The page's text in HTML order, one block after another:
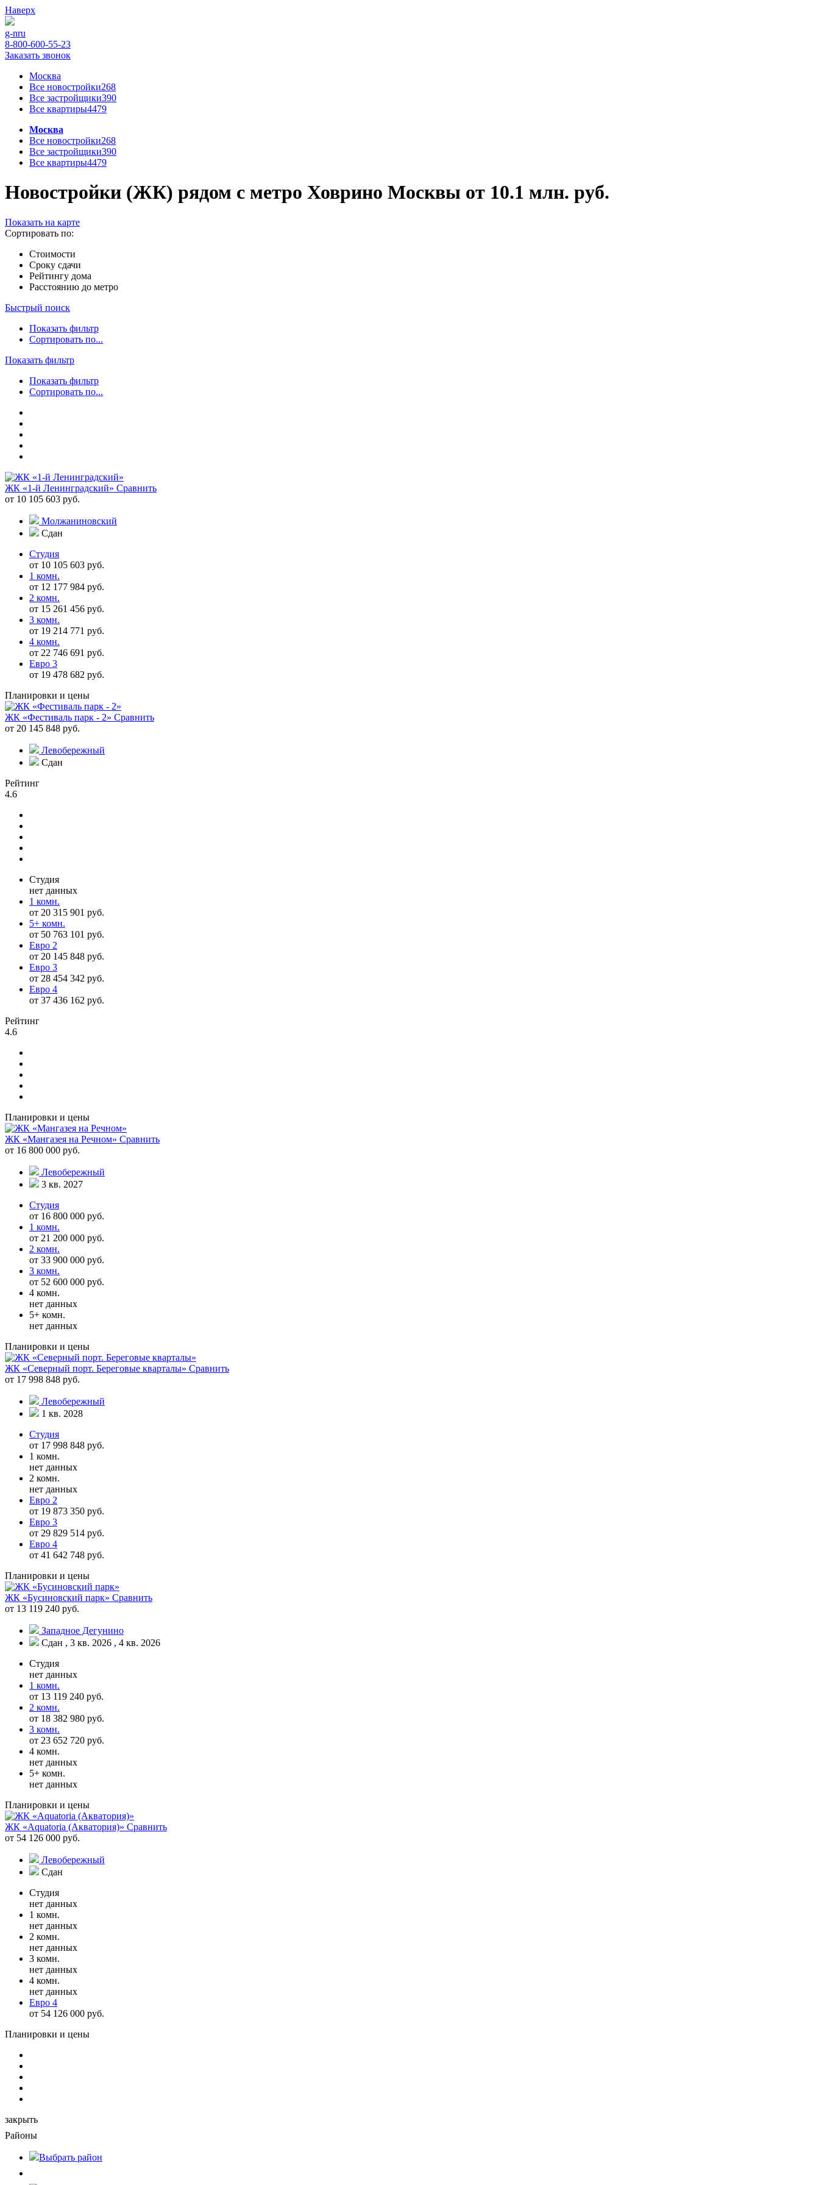
Наверх
g-nru
8-800-600-55-23
Заказать звонок
Москва
Все новостройки268
Все застройщики390
Все квартиры4479
Москва
Все новостройки268
Все застройщики390
Все квартиры4479
Новостройки (ЖК) рядом с метро Ховрино Москвы от 10.1 млн. руб.
Показать на карте
Сортировать по:
Стоимости
Сроку сдачи
Рейтингу дома
Расстоянию до метро
Быстрый поиск
Показать фильтр
Сортировать по...
Показать фильтр
Показать фильтр
Сортировать по...
ЖК «1-й Ленинградский» Сравнить
от 10 105 603 руб.
Молжаниновский
Сдан
Студия
от 10 105 603 руб.
1 комн.
от 12 177 984 руб.
2 комн.
от 15 261 456 руб.
3 комн.
от 19 214 771 руб.
4 комн.
от 22 746 691 руб.
Евро 3
от 19 478 682 руб.
Планировки и цены
ЖК «Фестиваль парк - 2» Сравнить
от 20 145 848 руб.
Левобережный
Сдан
Рейтинг
4.6
Студия
нет данных
1 комн.
от 20 315 901 руб.
5+ комн.
от 50 763 101 руб.
Евро 2
от 20 145 848 руб.
Евро 3
от 28 454 342 руб.
Евро 4
от 37 436 162 руб.
Рейтинг
4.6
Планировки и цены
ЖК «Мангазея на Речном» Сравнить
от 16 800 000 руб.
Левобережный
3 кв. 2027
Студия
от 16 800 000 руб.
1 комн.
от 21 200 000 руб.
2 комн.
от 33 900 000 руб.
3 комн.
от 52 600 000 руб.
4 комн.
нет данных
5+ комн.
нет данных
Планировки и цены
ЖК «Северный порт. Береговые кварталы» Сравнить
от 17 998 848 руб.
Левобережный
1 кв. 2028
Студия
от 17 998 848 руб.
1 комн.
нет данных
2 комн.
нет данных
Евро 2
от 19 873 350 руб.
Евро 3
от 29 829 514 руб.
Евро 4
от 41 642 748 руб.
Планировки и цены
ЖК «Бусиновский парк» Сравнить
от 13 119 240 руб.
Западное Дегунино
Сдан , 3 кв. 2026 , 4 кв. 2026
Студия
нет данных
1 комн.
от 13 119 240 руб.
2 комн.
от 18 382 980 руб.
3 комн.
от 23 652 720 руб.
4 комн.
нет данных
5+ комн.
нет данных
Планировки и цены
ЖК «Aquatoria (Акватория)» Сравнить
от 54 126 000 руб.
Левобережный
Сдан
Студия
нет данных
1 комн.
нет данных
2 комн.
нет данных
3 комн.
нет данных
4 комн.
нет данных
Евро 4
от 54 126 000 руб.
Планировки и цены
закрыть
Районы
Выбрать район